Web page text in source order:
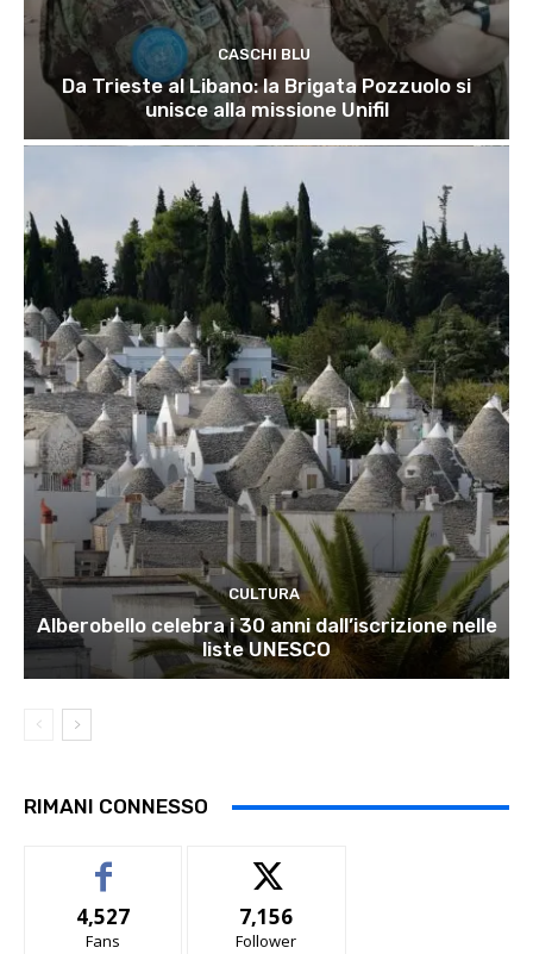
CASCHI BLU
Da Trieste al Libano: la Brigata Pozzuolo si
unisce alla missione Unifil
CULTURA
Alberobello celebra i 30 anni dall’iscrizione nelle
liste UNESCO
RIMANI CONNESSO
4,527
Fans
7,156
Follower